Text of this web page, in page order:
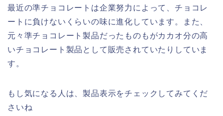
最近の準チョコレートは企業努力によって、チョコレ
ートに負けないくらいの味に進化しています。また、
元々準チョコレート製品だったものもがカカオ分の高
いチョコレート製品として販売されていたりしていま
す。
もし気になる人は、製品表示をチェックしてみてくだ
さいね